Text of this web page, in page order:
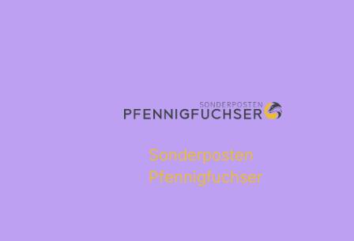
Sonderposten
Pfennigfuchser